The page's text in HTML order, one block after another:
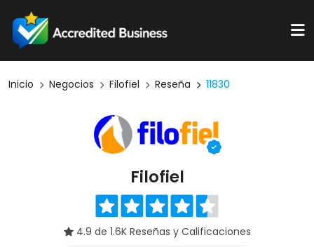
Inicio Negocios Filofiel Reseña 11830
Filofiel
4.9 de 1.6K Reseñas y Calificaciones